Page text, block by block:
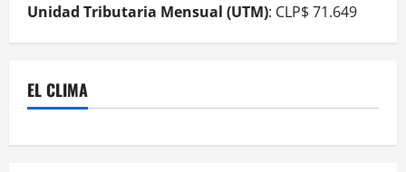
Unidad Tributaria Mensual (UTM): CLP$ 71.649
EL CLIMA